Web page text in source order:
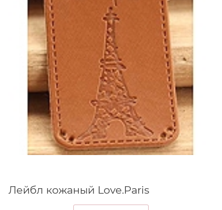
Лейбл кожаный Love.Paris